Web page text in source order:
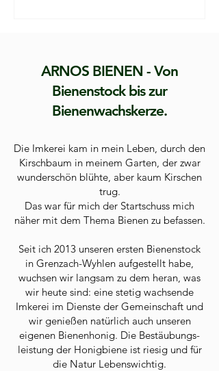
ARNOS BIENEN - Von
Bienenstock bis zur
Bienenwachskerze.
​Die Imkerei kam in mein Leben, durch den
Kirschbaum in meinem Garten, der zwar
wunderschön blühte, aber kaum Kirschen
trug.
Das war für mich der Startschuss mich
näher mit dem Thema Bienen zu befassen.
Seit ich 2013 unseren ersten Bienenstock
in Grenzach-Wyhlen aufgestellt habe,
wuchsen wir langsam zu dem heran, was
wir heute sind: eine stetig wachsende
Imkerei im Dienste der Gemeinschaft und
wir genießen natürlich auch unseren
eigenen Bienenhonig. Die Bestäubungs-
leistung der Honigbiene ist riesig und für
die Natur Lebenswichtig.